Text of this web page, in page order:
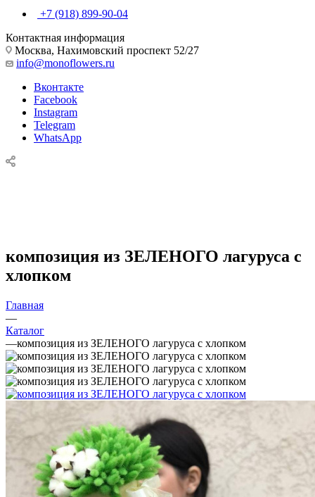
+7 (918) 899-90-04
Контактная информация
Москва, Нахимовский проспект 52/27
info@monoflowers.ru
Вконтакте
Facebook
Instagram
Telegram
WhatsApp
композиция из ЗЕЛЕНОГО лагуруса с
хлопком
Главная
—
Каталог
—композиция из ЗЕЛЕНОГО лагуруса с хлопком